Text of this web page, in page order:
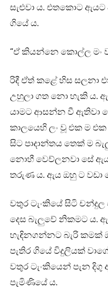
සැළුවා ය. එතකොට
ගියේ ය.
“ඒ කියන්නෙ කොල්ල මං
රිදී ඒත් කළේ හිස සලනා
උහුලා ගත නො හැකි ය.
යාමට ආසන්න වී ඇතිවා
කාලයෙහි ලං වූ එක ම
සිට පාදාන්තය තෙක් ම
නොහී වෙව්ලනවා සේ
තරුණ ය. ඇය ඔහු ට වඩා
වතුර ටැංකියේ සිටි චන්දුල
දෙස බැලුවේ නිකමට ය.
හැඳිනගන්නට බැරි කමක්
පැතිර ගියේ විදුලියක්
වතුර ටැංකියෙන් පැන දිගු
පැමිණියේ ය.